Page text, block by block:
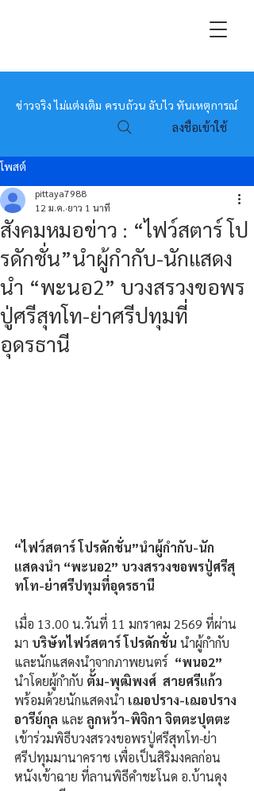
หมอข่าว
ข่าวจริง ไม่แต่งเติม ครบถ้วน ฉับไว ทันเหตุการณ์
ลงชื่อเข้าใช้
โพสต์
สังคมหมอข่าว : “ไฟว์สตาร์ โป
รดักชั่น”นำผู้กำกับ-นักแสดง
นำ “พะนอ2” บวงสรวงขอพร
ปู่ศรีสุทโท-ย่าศรีปทุมที่
อุดรธานี
pittaya7988
12 ม.ค. ยาว 1 นาที
“ไฟว์สตาร์ โปรดักชั่น”นำผู้กำกับ-นัก
แสดงนำ “พะนอ2” บวงสรวงขอพรปู่ศรีสุ
ทโท-ย่าศรีปทุมที่อุดรธานี
เมื่อ 13.00 น.วันที่ 11 มกราคม 2569 ที่ผ่าน
มา บริษัทไฟว์สตาร์ โปรดักชั่น นำผู้กำกับ
และนักแสดงนำจากภาพยนตร์ “พนอ2”
นำโดยผู้กำกับ ตั้ม-พุฒิพงศ์  สายศรีแก้ว
พร้อมด้วยนักแสดงนำ เฌอปราง-เฌอปราง
อารีย์กุล และ ลูกหว้า-พิจิกา จิตตะปุตตะ
เข้าร่วมพิธีบวงสรวงขอพรปู่ศรีสุทโท-ย่า
ศรีปทุมมานาคราช เพื่อเป็นสิริมงคลก่อน
หนังเข้าฉาย ที่ลานพิธีคำชะโนด อ.บ้านดุง